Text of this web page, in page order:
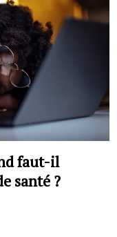
faut-il
santé ?